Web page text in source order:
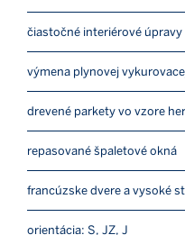
čiastočné interiérové
výmena plynovej
drevené parkety vo vzore
repasované špaletové okná
francúzske dvere a vysoké
orientácia: S, JZ, J